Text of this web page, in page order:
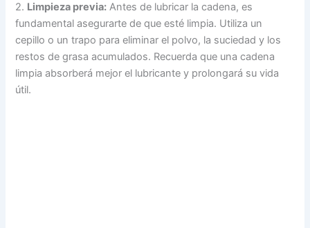
2. Limpieza previa: Antes de lubricar la cadena, es
fundamental asegurarte de que esté limpia. Utiliza un
cepillo o un trapo para eliminar el polvo, la suciedad y los
restos de grasa acumulados. Recuerda que una cadena
limpia absorberá mejor el lubricante y prolongará su vida
útil.